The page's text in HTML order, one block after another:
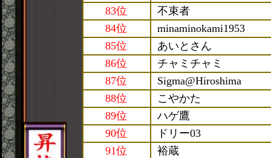
83位
不束者
84位
minaminokami1953
85位
あいとさん
86位
チャミチャミ
87位
Sigma@Hiroshima
88位
こやかた
89位
ハゲ鷹
90位
ドリー03
91位
裕蔵